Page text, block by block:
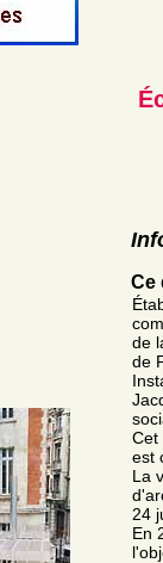
Ce
de
de
Cet
est
La
24
En